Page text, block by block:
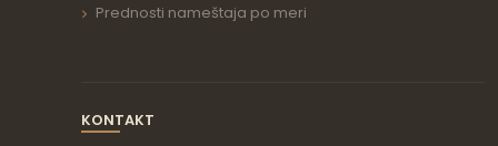
Prednosti nameštaja po meri
KONTAKT